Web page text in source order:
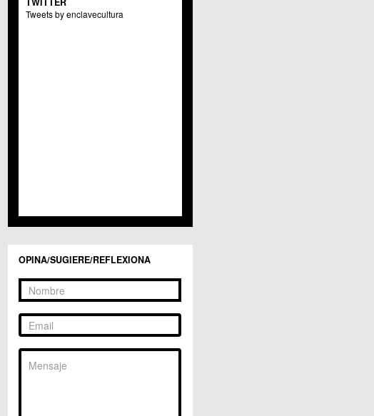
Tweets by enclavecultura
OPINA/SUGIERE/REFLEXIONA